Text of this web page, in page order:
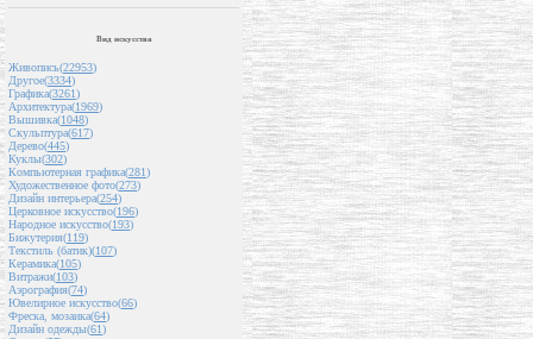
Вид искусства
Живопись(22953)
Другое(3334)
Графика(3261)
Архитектура(1969)
Вышивка(1048)
Скульптура(617)
Дерево(445)
Куклы(302)
Компьютерная графика(281)
Художественное фото(273)
Дизайн интерьера(254)
Церковное искусство(196)
Народное искусство(193)
Бижутерия(119)
Текстиль (батик)(107)
Керамика(105)
Витражи(103)
Аэрография(74)
Ювелирное искусство(66)
Фреска, мозаика(64)
Дизайн одежды(61)